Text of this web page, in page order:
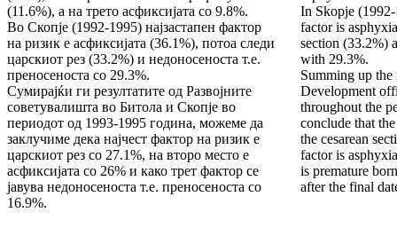
(11.6%), а на трето асфиксијата со 9.8%.
Во Скопје (1992-1995) најзастапен фактор
на ризик е асфиксијата (36.1%), потоа следи
царскиот рез (33.2%) и недоносеноста т.е.
преносеноста со 29.3%.
Сумирајќи ги резултатите од Развојните
советувалишта во Битола и Скопје во
периодот од 1993-1995 година, можеме да
заклучиме дека најчест фактор на ризик е
царскиот рез со 27.1%, на второ место е
асфиксијата со 26% и како трет фактор се
јавува недоносеноста т.е. преносеноста со
16.9%.
In Skopje
factor is
section (33.2%)
with 29.3%.
Summing up
Development
throughout the
conclude that
the cesarean
factor is
is premature
after the final